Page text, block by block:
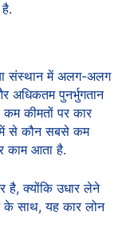
संस्थान में अलग-अलग
अधिकतम पुनर्भुगतान
कीमतों पर कार
से कौन सबसे कम
काम आता है.
है, क्योंकि उधार लेने
के साथ, यह कार लोन